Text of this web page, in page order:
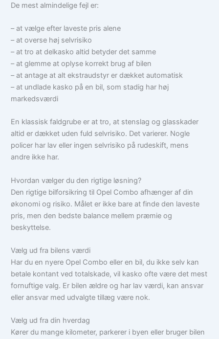
De mest almindelige fejl er:
– at vælge efter laveste pris alene
– at overse høj selvrisiko
– at tro at delkasko altid betyder det samme
– at glemme at oplyse korrekt brug af bilen
– at antage at alt ekstraudstyr er dækket automatisk
– at undlade kasko på en bil, som stadig har høj
markedsværdi
En klassisk faldgrube er at tro, at stenslag og glasskader
altid er dækket uden fuld selvrisiko. Det varierer. Nogle
policer har lav eller ingen selvrisiko på rudeskift, mens
andre ikke har.
Hvordan vælger du den rigtige løsning?
Den rigtige bilforsikring til Opel Combo afhænger af din
økonomi og risiko. Målet er ikke bare at finde den laveste
pris, men den bedste balance mellem præmie og
beskyttelse.
Vælg ud fra bilens værdi
Har du en nyere Opel Combo eller en bil, du ikke selv kan
betale kontant ved totalskade, vil kasko ofte være det mest
fornuftige valg. Er bilen ældre og har lav værdi, kan ansvar
eller ansvar med udvalgte tillæg være nok.
Vælg ud fra din hverdag
Kører du mange kilometer, parkerer i byen eller bruger bilen